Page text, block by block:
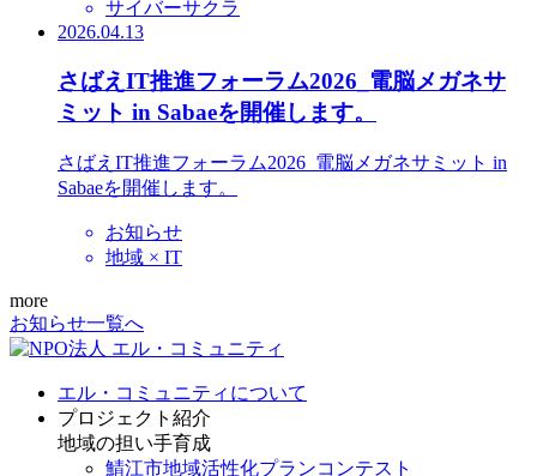
サイバーサクラ
2026.04.13
さばえIT推進フォーラム2026_電脳メガネサ
ミット in Sabaeを開催します。
さばえIT推進フォーラム2026_電脳メガネサミット in
Sabaeを開催します。
お知らせ
地域 × IT
more
お知らせ一覧へ
エル・コミュニティについて
プロジェクト紹介
地域の担い手育成
鯖江市地域活性化プランコンテスト